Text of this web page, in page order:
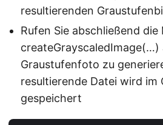
resultierenden
Rufen Sie abschließend die
createGrayscaledImage(…)
Graustufenfoto zu
resultierende Datei wird im
gespeichert